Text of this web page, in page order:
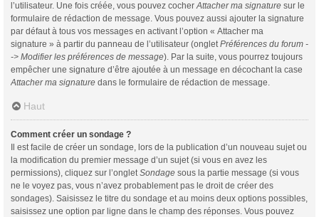
l’utilisateur. Une fois créée, vous pouvez cocherAttacher ma signature sur le
formulaire de rédaction de message. Vous pouvez aussi ajouter la signature
par défaut à tous vos messages en activant l’option « Attacher ma
signature » à partir du panneau de l’utilisateur (ongletPréférences du forum -
-> Modifier les préférences de message). Par la suite, vous pourrez toujours
empêcher une signature d’être ajoutée à un message en décochant la case
Attacher ma signature dans le formulaire de rédaction de message.
Haut
Comment créer un sondage ?
Il est facile de créer un sondage, lors de la publication d’un nouveau sujet ou
la modification du premier message d’un sujet (si vous en avez les
permissions), cliquez sur l’ongletSondage sous la partie message (si vous
ne le voyez pas, vous n’avez probablement pas le droit de créer des
sondages). Saisissez le titre du sondage et au moins deux options possibles,
saisissez une option par ligne dans le champ des réponses. Vous pouvez